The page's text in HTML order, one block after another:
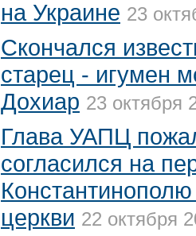
на Украине 23
Скончался
старец - игумен
Дохиар 23 октября
Глава УАПЦ
согласился на
церкви 22 октября